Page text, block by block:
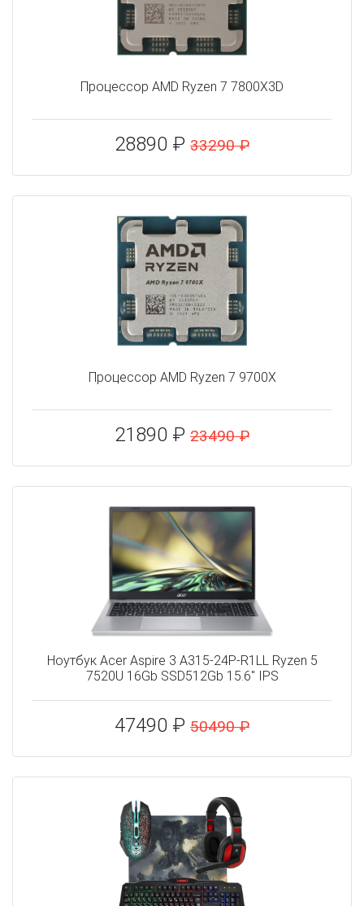
Процессор AMD Ryzen 7 7800X3D
28890 ₽ 33290 ₽
Процессор AMD Ryzen 7 9700X
21890 ₽ 23490 ₽
Ноутбук Acer Aspire 3 A315-24P-R1LL Ryzen 5
7520U 16Gb SSD512Gb 15.6" IPS
47490 ₽ 50490 ₽